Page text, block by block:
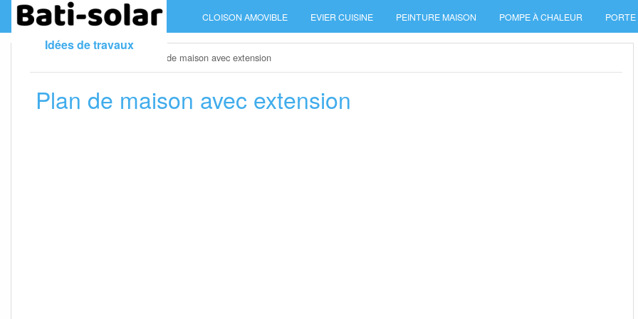
Skip
Idées de travaux
CLOISON AMOVIBLE EVIER CUISINE PEINTURE MAISON POMPE À CHALEUR
Plan de maison avec extension
Plan de maison avec extension